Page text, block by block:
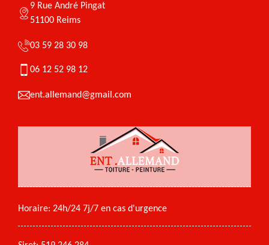
9 Rue André Pingat
51100 Reims
03 59 28 30 98
06 12 52 98 12
ent.allemand@gmail.com
Horaire: 24h/24 7j/7 en cas d'urgence